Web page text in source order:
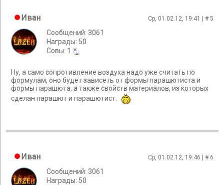
Иван Ср, 01.02.12, 19:41 | #5
Сообщений: 3061
Награды: 50
Cовы: 1
Ну, а само сопротивление воздуха надо уже считать по
формулам, оно будет зависеть от формы парашютиста и
формы парашюта, а также свойств материалов, из которых
сделан парашют и парашютист.
Иван Ср, 01.02.12, 19:46 | # 6
Сообщений: 3061
Награды: 50